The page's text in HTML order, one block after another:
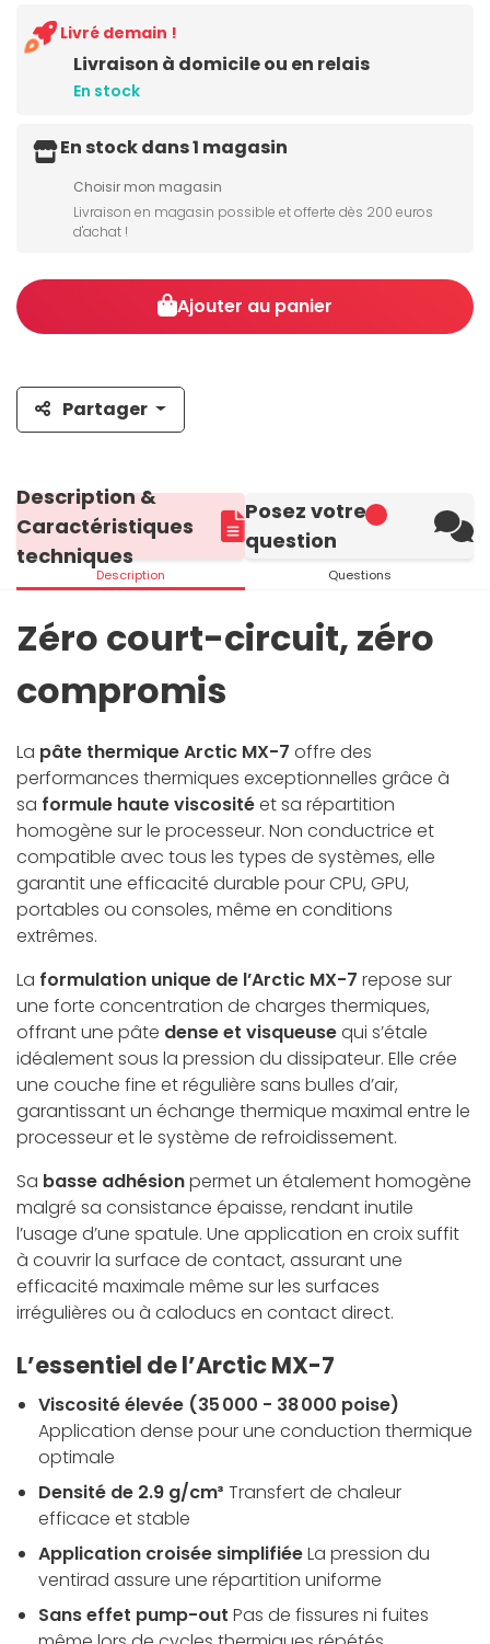
Livraison à domicile ou en relais
En stock
Livré demain !
En stock dans 1 magasin
Choisir mon magasin
Livraison en magasin possible et offerte dès 200 euros
d'achat !
Ajouter au panier
Partager
Description &
Caractéristiques
techniques
Description
Posez votre
question
Questions
Zéro court-circuit, zéro
compromis
La pâte thermique Arctic MX-7 offre des
performances thermiques exceptionnelles grâce à
sa formule haute viscositéet sa répartition
homogène sur le processeur. Non conductrice et
compatible avec tous les types de systèmes, elle
garantit une efficacité durable pour CPU, GPU,
portables ou consoles, même en conditions
extrêmes.
La formulation unique de l’Arctic MX-7 repose sur
une forte concentration de charges thermiques,
offrant une pâte dense et visqueusequi s’étale
idéalement sous la pression du dissipateur. Elle crée
une couche fine et régulière sans bulles d’air,
garantissant un échange thermique maximal entre le
processeur et le système de refroidissement.
Sa basse adhésionpermet un étalement homogène
malgré sa consistance épaisse, rendant inutile
l’usage d’une spatule. Une application en croix suffit
à couvrir la surface de contact, assurant une
efficacité maximale même sur les surfaces
irrégulières ou à caloducs en contact direct.
L’essentiel de l’Arctic MX-7
Viscosité élevée (35 000 - 38 000 poise)
Application dense pour une conduction thermique
optimale
Densité de 2.9 g/cm³ Transfert de chaleur
efficace et stable
Application croisée simplifiéeLa pression du
ventirad assure une répartition uniforme
Sans effet pump-out Pas de fissures ni fuites